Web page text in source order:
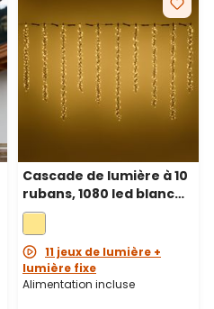
Cascade de lumière à 10
rubans, 1080 led blanc
chaud, câble vert
11 jeux de lumière +
lumière fixe
Alimentation incluse